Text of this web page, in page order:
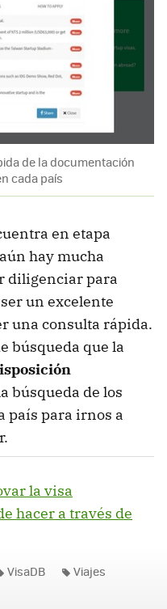
de la documentación
cada país
en etapa
hay mucha
diligenciar para
un excelente
una consulta rápida.
búsqueda que la
búsqueda de los
país para irnos a
la visa
hacer a través de
VisaDB Viajes